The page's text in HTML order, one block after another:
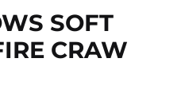
SOFT
CRAW